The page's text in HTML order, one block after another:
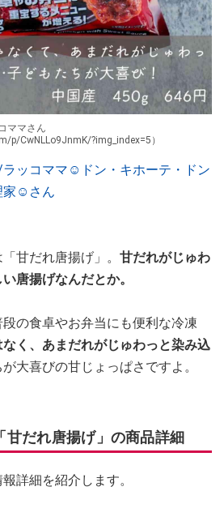
ママさん
p/CwNLLo9JnmK/?img_index=5）
ッコママ☺︎ドン・キホーテ・ドン
家☺︎さん
甘だれ唐揚げ」。 甘だれがじゅわ
唐揚げなんだとか。
の食卓やお弁当にも便利な冷凍
く、あまだれがじゅわっと染み込
大喜びの甘じょっぱさですよ。
甘だれ唐揚げ」の商品詳細
詳細を紹介します。